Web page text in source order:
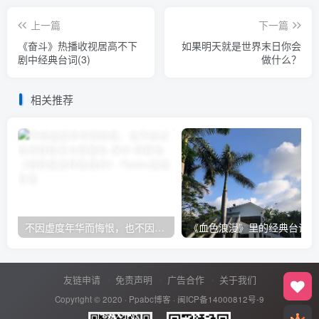
上一篇
《奋斗》热播收视居高不下
剧中经典台词(3)
下一篇
如果明天就是世界末日你会
做什么？
相关推荐
不因虚度年华而悔恨，也不因过去的碌碌无为而羞耻-保尔·柯察金 《钢铁是怎样炼成的》 《血色浪漫》里的经典台词
友链申请 免责声明 广告合作 关于我们
Copyright © 2020 · Ppabc博客 · 闽ICP备14000812号-9